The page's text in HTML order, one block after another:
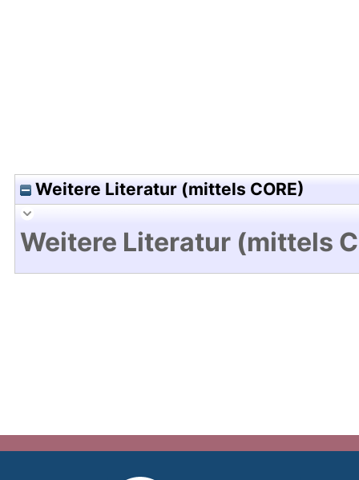
Weitere Literatur (mittels CORE)
Weitere Literatur (mittels